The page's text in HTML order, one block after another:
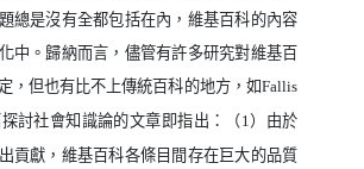
總是沒有全都包括在內，維基百科的內容
中。歸納而言，儘管有許多研究對維基百
，但也有比不上傳統百科的地方，如Fallis
討社會知識論的文章即指出：（1）由於
貢獻，維基百科各條目間存在巨大的品質